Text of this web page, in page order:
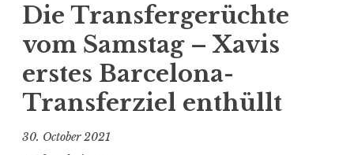
Die Transfergerüchte
vom Samstag – Xavis
erstes Barcelona-
Transferziel enthüllt
30. October 2021